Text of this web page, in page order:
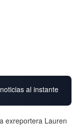
al instante
exreportera Lauren